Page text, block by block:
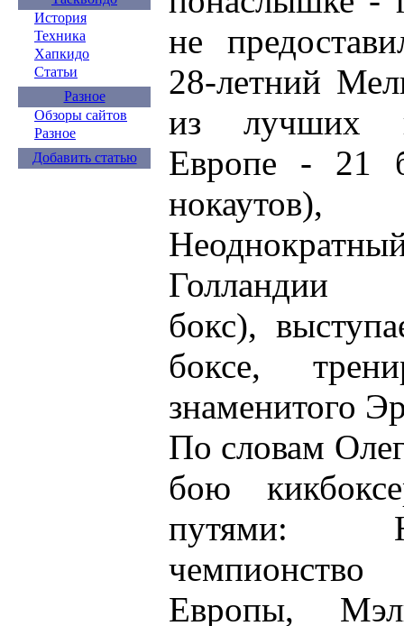
История
Техника
Хапкидо
Статьи
Разное
Обзоры сайтов
Разное
Добавить статью
не
28-летний
из лучших
Европе - 21
Голландии
бокс),
боксе,
знаменитого
По словам
бою
путями:
Европы,